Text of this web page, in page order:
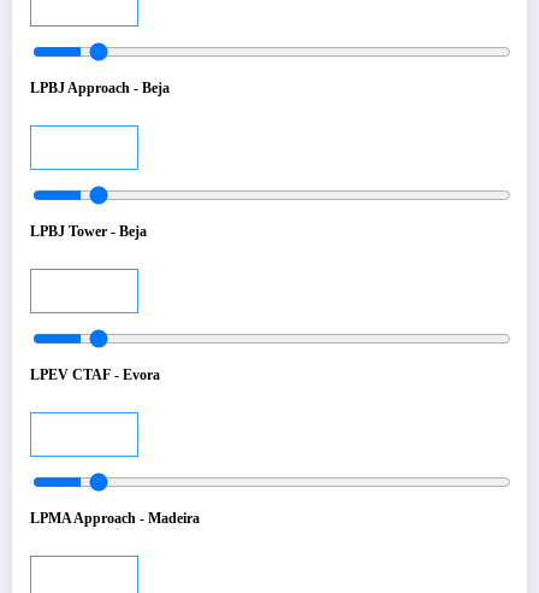
LPBJ Approach - Beja
LPBJ Tower - Beja
LPEV CTAF - Evora
LPMA Approach - Madeira